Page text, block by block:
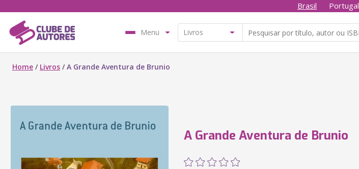
Brasil Portugal
Menu
Home / Livros /A Grande Aventura de Brunio
A Grande Aventura de Brunio